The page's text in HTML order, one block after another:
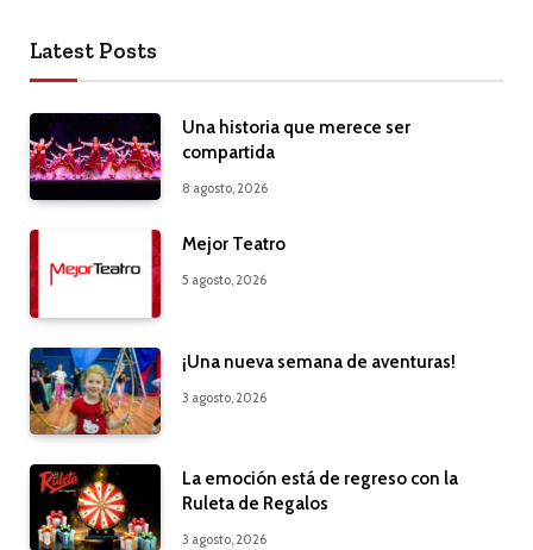
Latest Posts
Una historia que merece ser
compartida
8 agosto, 2026
Mejor Teatro
5 agosto, 2026
¡Una nueva semana de aventuras!
3 agosto, 2026
La emoción está de regreso con la
Ruleta de Regalos
3 agosto, 2026